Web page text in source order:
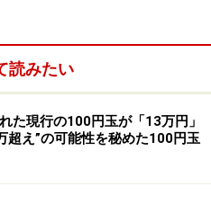
らしさ
れ外見や挙動に特徴があっ
読みたい
た現行の100円玉が「13万円」
超え”の可能性を秘めた100円玉